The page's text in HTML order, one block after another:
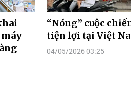
máy
“Nóng” cuộc
tiện lợi tại Việt
04/05/2026 03:25